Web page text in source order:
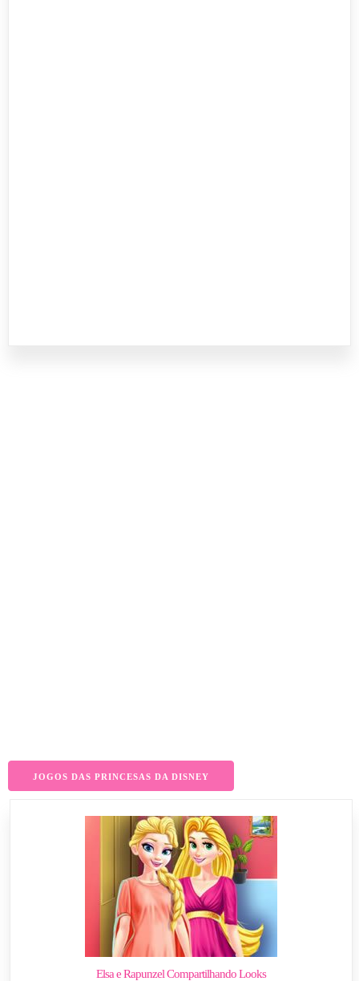
JOGOS DAS PRINCESAS DA DISNEY
Elsa e Rapunzel Compartilhando Looks